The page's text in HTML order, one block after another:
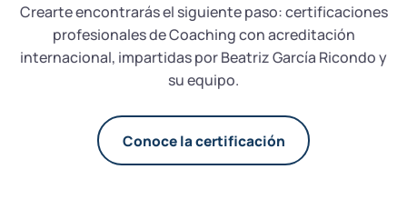
Crearte encontrarás el siguiente paso: certificaciones
profesionales de Coaching con acreditación
internacional, impartidas por Beatriz García Ricondo y
su equipo.
Conoce la certificación